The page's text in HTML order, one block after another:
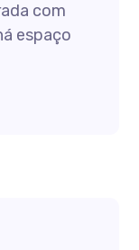
com
espaço